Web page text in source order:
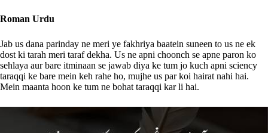
Roman Urdu
Jab us dana parinday ne meri ye fakhriya baatein suneen to us ne ek
dost ki tarah meri taraf dekha. Us ne apni choonch se apne paron ko
sehlaya aur bare itminaan se jawab diya ke tum jo kuch apni sciency
taraqqi ke bare mein keh rahe ho, mujhe us par koi hairat nahi hai.
Mein maanta hoon ke tum ne bohat taraqqi kar li hai.